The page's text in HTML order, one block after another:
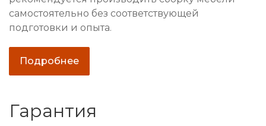
самостоятельно без соответствующей
подготовки и опыта.
Подробнее
Гарантия